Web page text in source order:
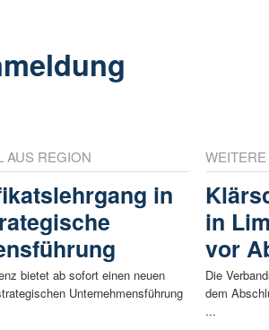
AUS REGION
in
bietet ab sofort einen neuen
Unternehmensführung
in
vor
Die
dem
...